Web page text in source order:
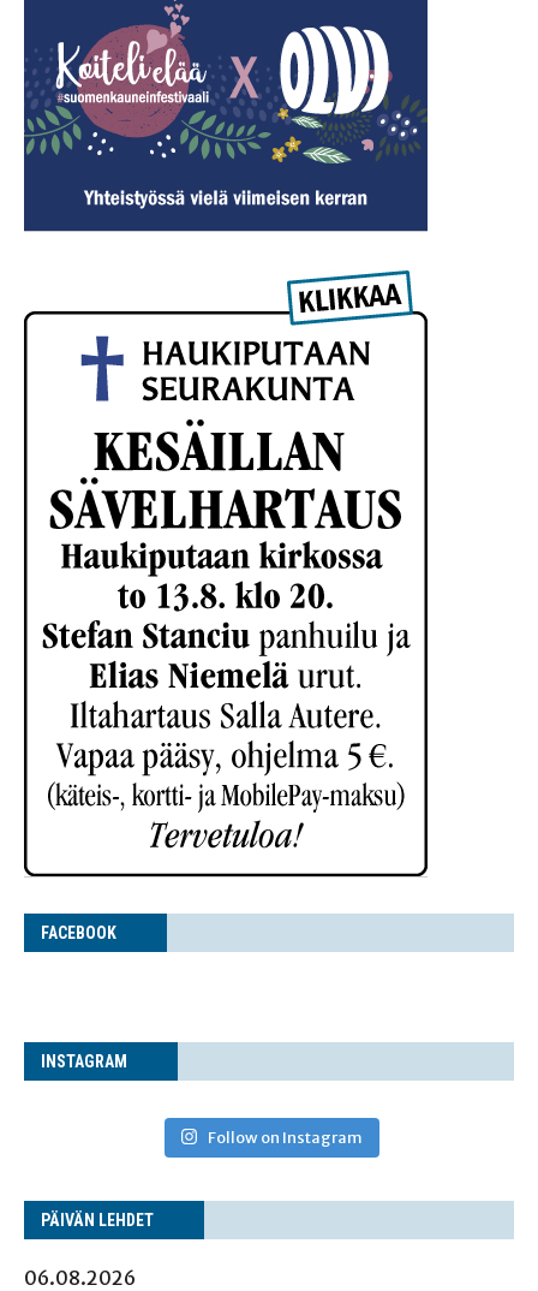
FACE­BOOK
INS­TA­GRAM
Follow on Instagram
PÄI­VÄN LEHDET
06.08.2026